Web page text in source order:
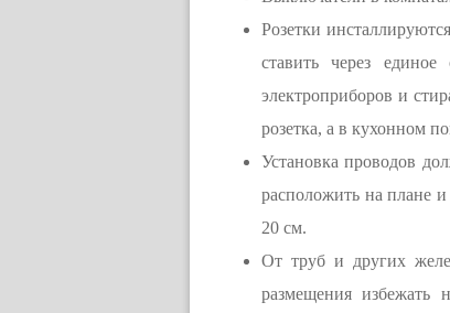
Розетки
ставить через
электроприборов и
розетка, а в кухонном
Установка проводов
расположить на плане
20 см.
От труб и других
размещения избежать